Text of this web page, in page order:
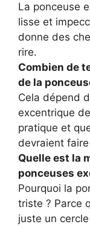
La ponceuse
lisse et
donne des
rire.
Combien de
de la
Cela dépend
excentrique
pratique et
devraient faire
Quelle est la
ponceuses
Pourquoi la
triste ? Parce
juste un